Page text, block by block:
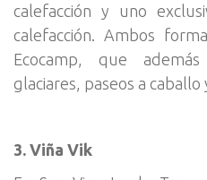
calefacción y uno
calefacción. Ambos
Ecocamp, que
glaciares, paseos a caballo
3. Viña Vik